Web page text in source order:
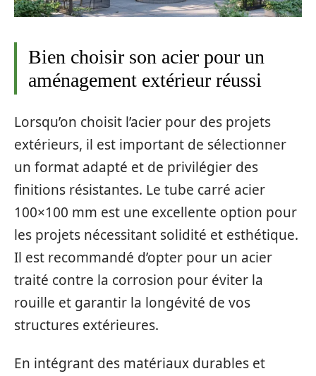
Bien choisir son acier pour un
aménagement extérieur réussi
Lorsqu’on choisit l’acier pour des projets
extérieurs, il est important de sélectionner
un format adapté et de privilégier des
finitions résistantes. Le tube carré acier
100×100 mm est une excellente option pour
les projets nécessitant solidité et esthétique.
Il est recommandé d’opter pour un acier
traité contre la corrosion pour éviter la
rouille et garantir la longévité de vos
structures extérieures.
En intégrant des matériaux durables et